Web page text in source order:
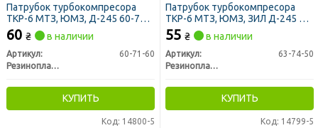
Патрубок турбокомпресора
ТКР-6 МТЗ, ЮМЗ, Д-245 60-71-
60 (пр-во Резинопласт)
60 ₴ в наличии
Артикул:
60-71-60
Резинопласт, Украина
КУПИТЬ
Код: 14800-5
Патрубок турбокомпресора
ТКР-6 МТЗ, ЮМЗ, ЗИЛ Д-245 63-
74-50 (пр-во Резинопласт)
55 ₴ в наличии
Артикул:
63-74-50
Резинопласт, Украина
КУПИТЬ
Код: 14799-5